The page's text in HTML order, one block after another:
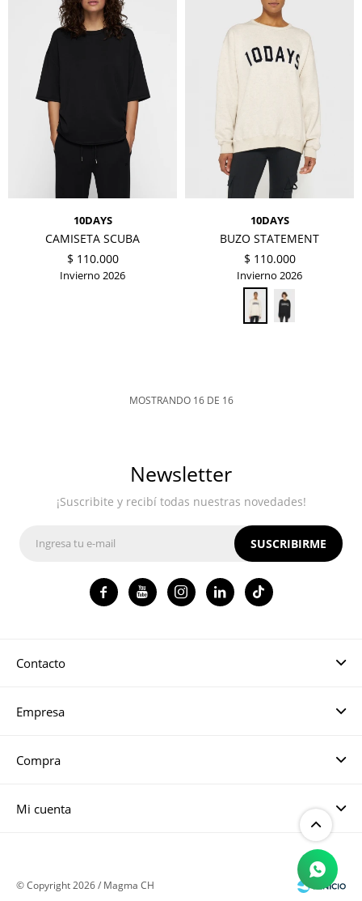
10DAYS
CAMISETA SCUBA
$ 110.000
Invierno 2026
10DAYS
BUZO STATEMENT
$ 110.000
Invierno 2026
MOSTRANDO 16DE 16
Contacto
Empresa
Compra
Mi cuenta
Newsletter
¡Suscribite y recibí todas nuestras novedades!
SUSCRIBIRME
   
© Copyright 2026 / Magma CH